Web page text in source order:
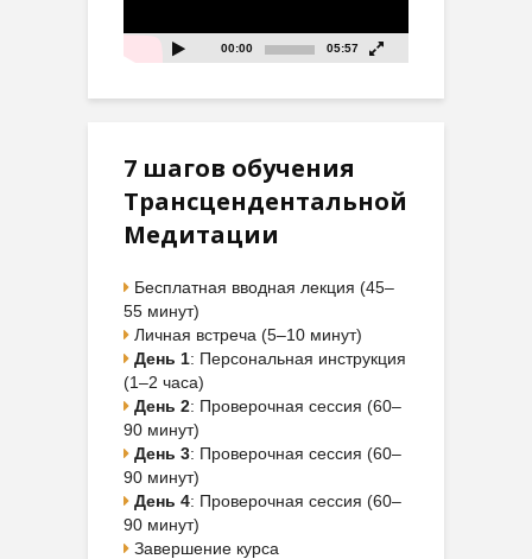
00:00 05:57
7 шагов обучения
Трансцендентальной
Медитации
Бесплатная вводная лекция (45–
55 минут)
Личная встреча (5–10 минут)
День 1: Персональная инструкция
(1–2 часа)
День 2: Проверочная сессия (60–
90 минут)
День 3: Проверочная сессия (60–
90 минут)
День 4: Проверочная сессия (60–
90 минут)
Завершение курса